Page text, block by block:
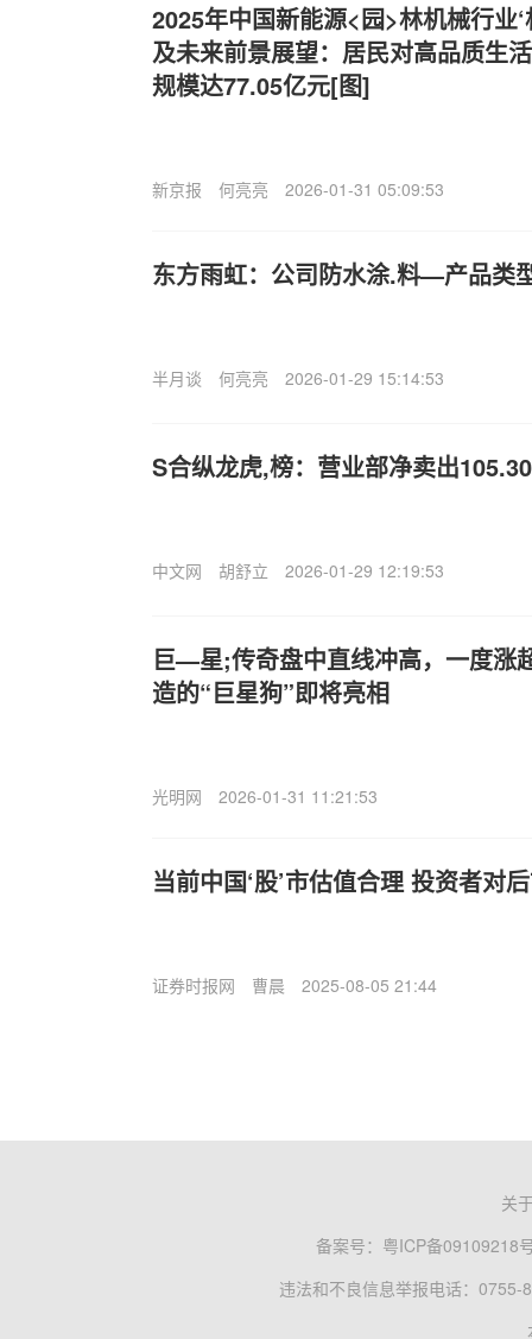
2025年中国新能源<园>林机械行业
及未来前景展望：居民对高品质生
规模达77.05亿元[图]
新京报 何亮亮 2026-01-31 05:09:53
东方雨虹：公司防水涂.料—产品类
半月谈 何亮亮 2026-01-29 15:14:53
S合纵龙虎,榜：营业部净卖出
中文网 胡舒立 2026-01-29 12:19:53
巨—星;传奇盘中直线冲高，一度涨
造的“巨星狗”即将亮相
光明网 2026-01-31 11:21:53
当前中国‘股’市估值合理 投资者对
证券时报网 曹晨 2025-08-05 21:44
关
备案号： 粤ICP备09109218
违法和不良信息举报电话：0755-